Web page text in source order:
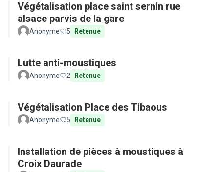
Végétalisation place saint sernin rue
alsace parvis de la gare
Anonyme 5 Retenue
Lutte anti-moustiques
Anonyme 2 Retenue
Végétalisation Place des Tibaous
Anonyme 5 Retenue
Installation de pièces à moustiques à
Croix Daurade